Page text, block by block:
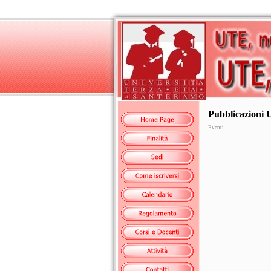
Pubblicazioni
Eventi